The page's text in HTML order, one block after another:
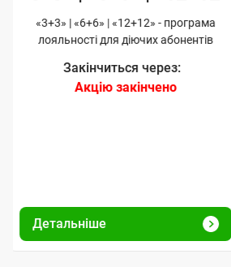
«3+3» | «6+6» | «12+12» - програма
лояльності для діючих абонентів
Закінчиться через:
Акцію закінчено
Детальніше